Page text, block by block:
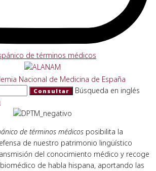
Consultar
Búsqueda en inglés
de términos médicos posibilita la
de nuestro patrimonio lingüístico
del conocimiento médico y recoge
de habla hispana, aportando las